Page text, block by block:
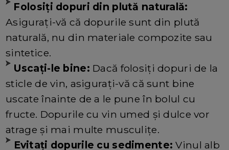
Folosiți dopuri din plută naturală:
Asigurați-vă că dopurile sunt din plută
naturală, nu din materiale compozite sau
sintetice.
Uscați-le bine: Dacă folosiți dopuri de la
sticle de vin, asigurați-vă că sunt bine
uscate înainte de a le pune în bolul cu
fructe. Dopurile cu vin umed și dulce vor
atrage și mai multe musculițe.
Evitați dopurile cu sedimente:Vinul alb